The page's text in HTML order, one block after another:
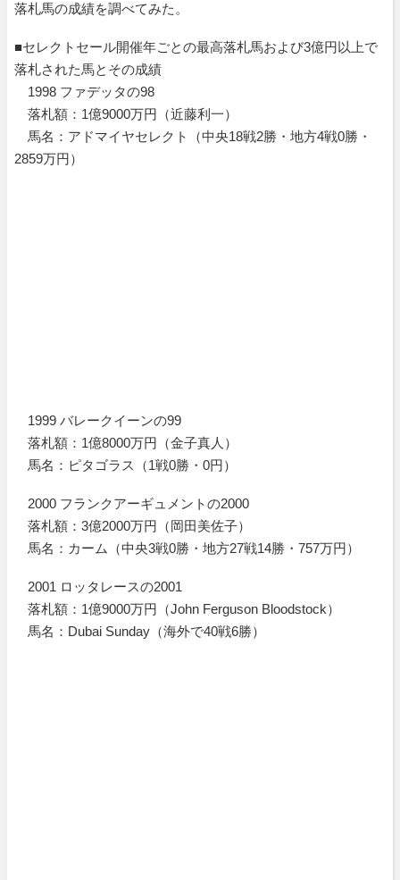
落札馬の成績を調べてみた。
■セレクトセール開催年ごとの最高落札馬および3億円以上で
落札された馬とその成績
1998 ファデッタの98
落札額：1億9000万円（近藤利一）
馬名：アドマイヤセレクト（中央18戦2勝・地方4戦0勝・
2859万円）
1999 バレークイーンの99
落札額：1億8000万円（金子真人）
馬名：ピタゴラス（1戦0勝・0円）
2000 フランクアーギュメントの2000
落札額：3億2000万円（岡田美佐子）
馬名：カーム（中央3戦0勝・地方27戦14勝・757万円）
2001 ロッタレースの2001
落札額：1億9000万円（John Ferguson Bloodstock）
馬名：Dubai Sunday（海外で40戦6勝）